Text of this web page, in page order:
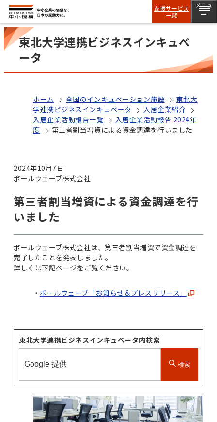
支援サービス
一覧
メニュ
ー
東北大学連携ビジネスインキュベ
ータ
ホーム 全国のインキュベーション施設
東北大
学連携ビジネスインキュベータ
入居企業紹介
入居企業活動報告一覧
入居企業活動報告 2024年
度
第三者割当増資による資金調達を行いました
2024年10月7日
ボールウェーブ株式会社
第三者割当増資による資金調達を行
いました
ボールウェーブ株式会社は、第三者割当増資で資金調達を
完了したことを発表しました。
詳しくは下記ページをご覧ください。
ボールウェーブ「お知らせ＆プレスリリース」
東北大学連携ビジネスインキュベータ内検索
検索